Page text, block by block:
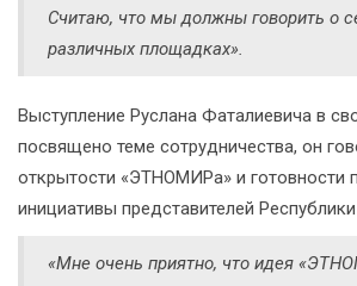
Считаю, что мы должны говорить о
различных площадках».
Выступление Руслана Фаталиевича в
посвящено теме сотрудничества, он
открытости «ЭТНОМИРа» и готовности
инициативы представителей
«Мне очень приятно, что идея